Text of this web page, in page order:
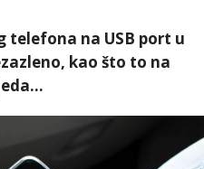
na USB port u
kao što to na